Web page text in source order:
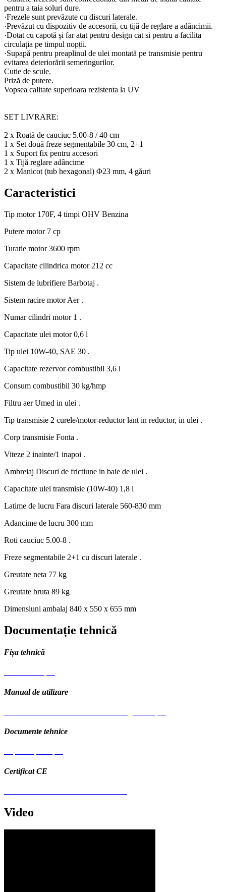
pentru a taia soluri dure.
·Frezele sunt prevăzute cu discuri laterale.
·Prevăzut cu dispozitiv de accesorii, cu tijă de reglare a adâncimii.
·Dotat cu capotă și far atat pentru design cat si pentru a facilita
circulația pe timpul nopții.
·Supapă pentru preaplinul de ulei montată pe transmisie pentru
evitarea deteriorării semeringurilor.
Cutie de scule.
Priză de putere.
Vopsea calitate superioara rezistenta la UV
SET LIVRARE:
2 x Roată de cauciuc 5.00-8 / 40 cm
1 x Set două freze segmentabile 30 cm, 2+1
1 x Suport fix pentru accesori
1 x Tijă reglare adâncime
2 x Manicot (tub hexagonal) Φ23 mm, 4 găuri
Caracteristici
Tip motor 170F, 4 timpi OHV Benzina
Putere motor 7 cp
Turatie motor3600 rpm
Capacitate cilindrica motor 212 cc
Sistem de lubrifiere Barbotaj .
Sistem racire motorAer .
Numar cilindri motor 1 .
Capacitate ulei motor0,6 l
Tip ulei 10W-40, SAE 30 .
Capacitate rezervor combustibil 3,6 l
Consum combustibil 30 kg/hmp
Filtru aerUmed in ulei .
Tip transmisie 2 curele/motor-reductor lant in reductor, in ulei .
Corp transmisie Fonta .
Viteze 2 inainte/1 inapoi .
Ambreiaj Discuri de frictiune in baie de ulei .
Capacitate ulei transmisie (10W-40) 1,8 l
Latime de lucru Fara discuri laterale 560-830 mm
Adancime de lucru 300 mm
Roti cauciuc 5.00-8 .
Freze segmentabile 2+1 cu discuri laterale .
Greutate neta 77 kg
Greutate bruta 89 kg
Dimensiuni ambalaj 840 x 550 x 655 mm
Documentație tehnică
Fișa tehnică
Manual de utilizare
Documente tehnice
Certificat CE
Video